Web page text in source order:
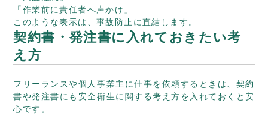
「作業前に責任者へ声かけ」
このような表示は、事故防止に直結します。
契約書・発注書に入れておきたい考
え方
フリーランスや個人事業主に仕事を依頼するときは、契約
書や発注書にも安全衛生に関する考え方を入れておくと安
心です。